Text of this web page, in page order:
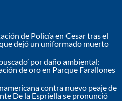
de Policía en Cesar tras el
dejó un uniformado muerto
por daño ambiental:
de oro en Parque Farallones
contra nuevo peaje de
De la Espriella se pronunció